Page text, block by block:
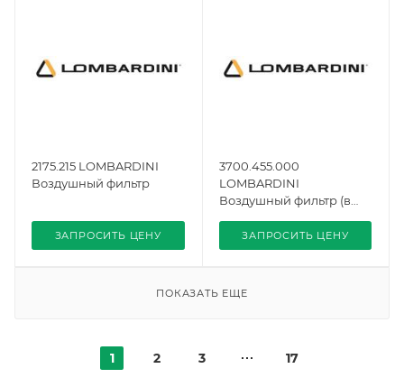
2175.215 LOMBARDINI
Воздушный фильтр
ЗАПРОСИТЬ ЦЕНУ
3700.455.000
LOMBARDINI
Воздушный фильтр (в
ЗАПРОСИТЬ ЦЕНУ
ПОКАЗАТЬ ЕЩЕ
1 2 3 17